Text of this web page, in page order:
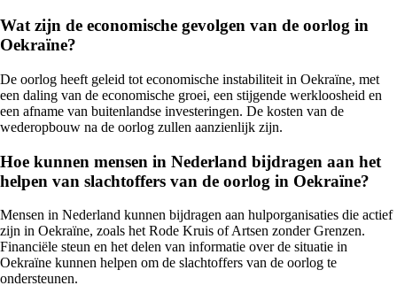
Wat zijn de economische gevolgen van de oorlog in
Oekraïne?
De oorlog heeft geleid tot economische instabiliteit in Oekraïne, met
een daling van de economische groei, een stijgende werkloosheid en
een afname van buitenlandse investeringen. De kosten van de
wederopbouw na de oorlog zullen aanzienlijk zijn.
Hoe kunnen mensen in Nederland bijdragen aan het
helpen van slachtoffers van de oorlog in Oekraïne?
Mensen in Nederland kunnen bijdragen aan hulporganisaties die actief
zijn in Oekraïne, zoals het Rode Kruis of Artsen zonder Grenzen.
Financiële steun en het delen van informatie over de situatie in
Oekraïne kunnen helpen om de slachtoffers van de oorlog te
ondersteunen.